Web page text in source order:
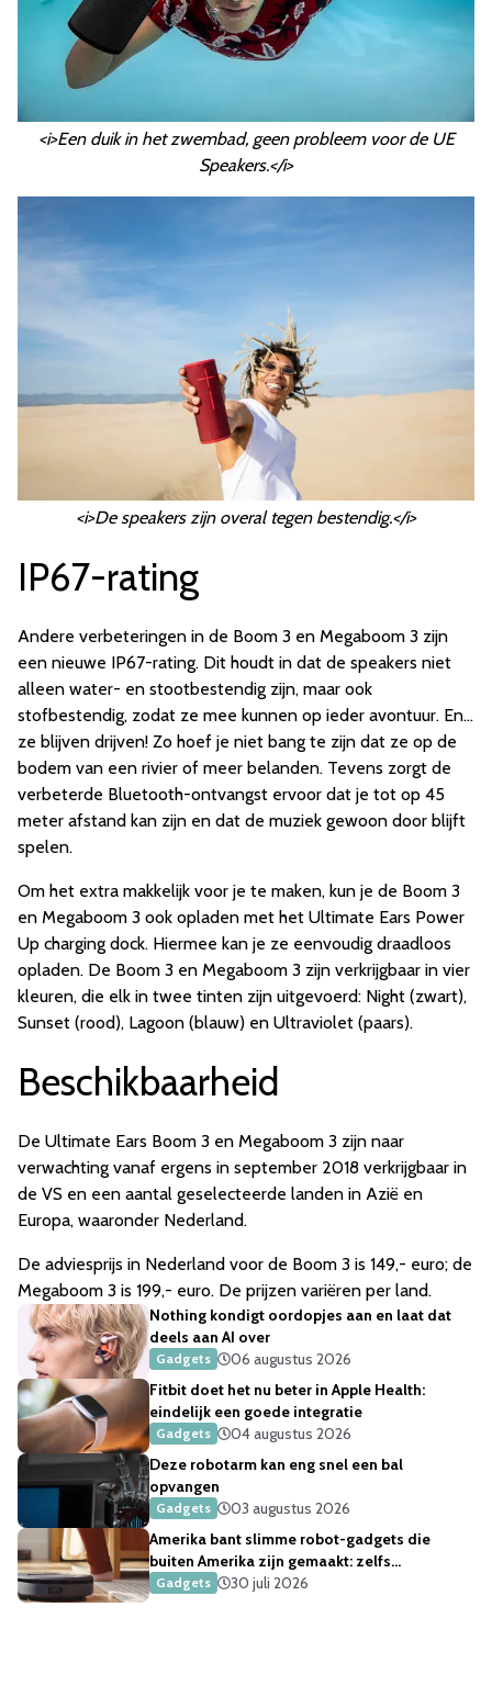
<i>Een duik in het zwembad, geen probleem voor de UE
Speakers.</i>
<i>De speakers zijn overal tegen bestendig.</i>
IP67-rating
Andere verbeteringen in de Boom 3 en Megaboom 3 zijn
een nieuwe IP67-rating. Dit houdt in dat de speakers niet
alleen water- en stootbestendig zijn, maar ook
stofbestendig, zodat ze mee kunnen op ieder avontuur. En...
ze blijven drijven! Zo hoef je niet bang te zijn dat ze op de
bodem van een rivier of meer belanden. Tevens zorgt de
verbeterde Bluetooth-ontvangst ervoor dat je tot op 45
meter afstand kan zijn en dat de muziek gewoon door blijft
spelen.
Om het extra makkelijk voor je te maken, kun je de Boom 3
en Megaboom 3 ook opladen met het Ultimate Ears Power
Up charging dock. Hiermee kan je ze eenvoudig draadloos
opladen. De Boom 3 en Megaboom 3 zijn verkrijgbaar in vier
kleuren, die elk in twee tinten zijn uitgevoerd: Night (zwart),
Sunset (rood), Lagoon (blauw) en Ultraviolet (paars).
Beschikbaarheid
De Ultimate Ears Boom 3 en Megaboom 3 zijn naar
verwachting vanaf ergens in september 2018 verkrijgbaar in
de VS en een aantal geselecteerde landen in Azië en
Europa, waaronder Nederland.
De adviesprijs in Nederland voor de Boom 3 is 149,- euro; de
Megaboom 3 is 199,- euro. De prijzen variëren per land.
Nothing kondigt oordopjes aan en laat dat
deels aan AI over
Gadgets
06 augustus 2026
Fitbit doet het nu beter in Apple Health:
eindelijk een goede integratie
Gadgets
04 augustus 2026
Deze robotarm kan eng snel een bal
opvangen
Gadgets
03 augustus 2026
Amerika bant slimme robot-gadgets die
buiten Amerika zijn gemaakt: zelfs
robotstofzuigers
Gadgets 30 juli 2026